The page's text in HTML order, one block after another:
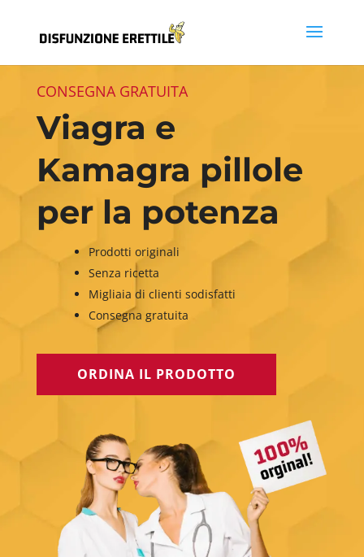
CONSEGNA GRATUITA
Viagra e
Kamagra pillole
per la potenza
Prodotti originali
Senza ricetta
Migliaia di clienti sodisfatti
Consegna gratuita
ORDINA IL PRODOTTO